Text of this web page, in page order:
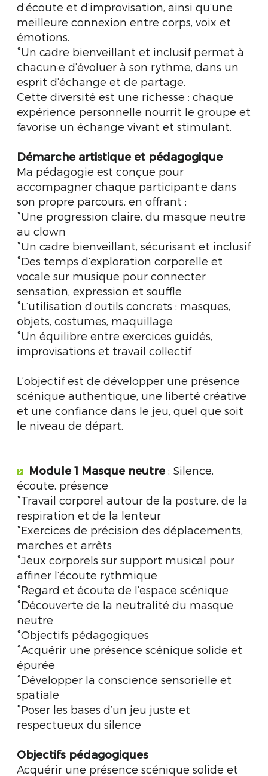
d’écoute et d’improvisation, ainsi qu’une
meilleure connexion entre corps, voix et
émotions.
°Un cadre bienveillant et inclusif permet à
chacun·e d’évoluer à son rythme, dans un
esprit d’échange et de partage.
Cette diversité est une richesse : chaque
expérience personnelle nourrit le groupe et
favorise un échange vivant et stimulant.
Démarche artistique et pédagogique
Ma pédagogie est conçue pour
accompagner chaque participant·e dans
son propre parcours, en offrant :
°Une progression claire, du masque neutre
au clown
°Un cadre bienveillant, sécurisant et inclusif
°Des temps d’exploration corporelle et
vocale sur musique pour connecter
sensation, expression et souffle
°L’utilisation d’outils concrets : masques,
objets, costumes, maquillage
°Un équilibre entre exercices guidés,
improvisations et travail collectif
L’objectif est de développer une présence
scénique authentique, une liberté créative
et une confiance dans le jeu, quel que soit
le niveau de départ.
Module 1 Masque neutre : Silence,
écoute, présence
°Travail corporel autour de la posture, de la
respiration et de la lenteur
°Exercices de précision des déplacements,
marches et arrêts
°Jeux corporels sur support musical pour
affiner l’écoute rythmique
°Regard et écoute de l’espace scénique
°Découverte de la neutralité du masque
neutre
°Objectifs pédagogiques
°Acquérir une présence scénique solide et
épurée
°Développer la conscience sensorielle et
spatiale
°Poser les bases d’un jeu juste et
respectueux du silence
Objectifs pédagogiques
Acquérir une présence scénique solide et